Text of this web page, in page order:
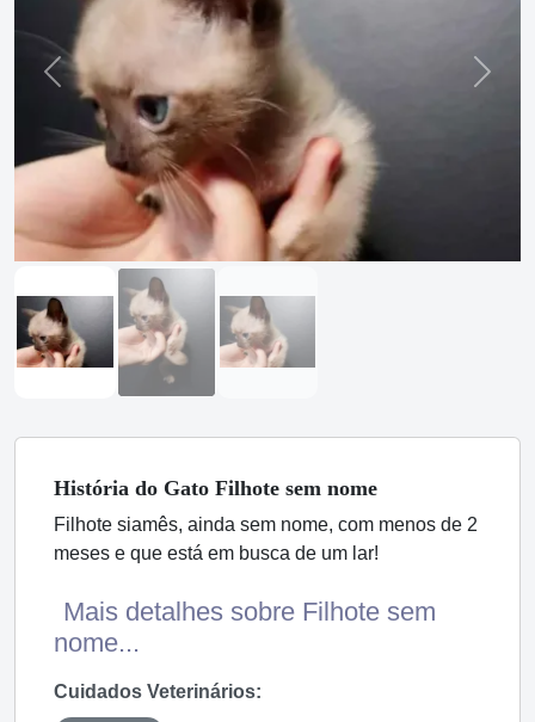
Previous Next
História do Gato Filhote sem nome
Filhote siamês, ainda sem nome, com menos de 2
meses e que está em busca de um lar!
Mais detalhes sobre Filhote sem
nome...
Cuidados Veterinários: